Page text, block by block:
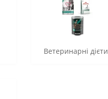
Ветеринарні дієти